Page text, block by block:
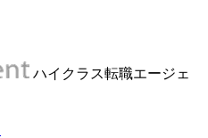
ハイクラス転職エージェ